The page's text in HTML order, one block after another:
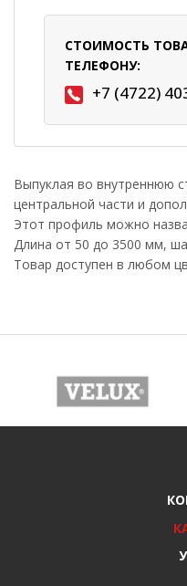
СТОИМОСТЬ
ТЕЛЕФОНУ:
+7 (4722)
Выпуклая во внутреннюю
центральной части и
Этот профиль можно
Длина от 50 до 3500 мм,
Товар доступен в любом